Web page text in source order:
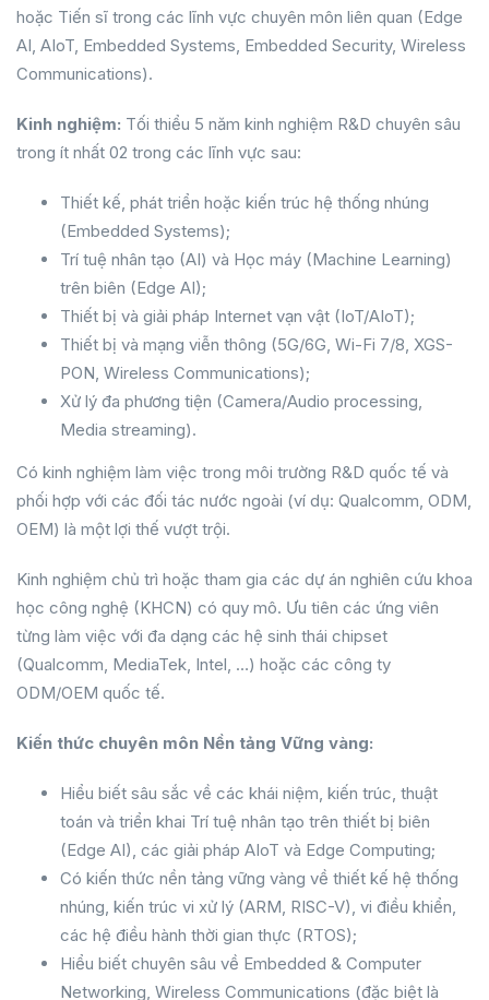
hoặc Tiến sĩ trong các lĩnh vực chuyên môn liên quan (Edge
AI, AIoT, Embedded Systems, Embedded Security, Wireless
Communications).
Kinh nghiệm: Tối thiểu 5 năm kinh nghiệm R&D chuyên sâu
trong ít nhất 02 trong các lĩnh vực sau:
Thiết kế, phát triển hoặc kiến trúc hệ thống nhúng
(Embedded Systems);
Trí tuệ nhân tạo (AI) và Học máy (Machine Learning)
trên biên (Edge AI);
Thiết bị và giải pháp Internet vạn vật (IoT/AIoT);
Thiết bị và mạng viễn thông (5G/6G, Wi-Fi 7/8, XGS-
PON, Wireless Communications);
Xử lý đa phương tiện (Camera/Audio processing,
Media streaming).
Có kinh nghiệm làm việc trong môi trường R&D quốc tế và
phối hợp với các đối tác nước ngoài (ví dụ: Qualcomm, ODM,
OEM) là một lợi thế vượt trội.
Kinh nghiệm chủ trì hoặc tham gia các dự án nghiên cứu khoa
học công nghệ (KHCN) có quy mô. Ưu tiên các ứng viên
từng làm việc với đa dạng các hệ sinh thái chipset
(Qualcomm, MediaTek, Intel, …) hoặc các công ty
ODM/OEM quốc tế.
Kiến thức chuyên môn Nền tảng Vững vàng:
Hiểu biết sâu sắc về các khái niệm, kiến trúc, thuật
toán và triển khai Trí tuệ nhân tạo trên thiết bị biên
(Edge AI), các giải pháp AIoT và Edge Computing;
Có kiến thức nền tảng vững vàng về thiết kế hệ thống
nhúng, kiến trúc vi xử lý (ARM, RISC-V), vi điều khiển,
các hệ điều hành thời gian thực (RTOS);
Hiểu biết chuyên sâu về Embedded & Computer
Networking, Wireless Communications (đặc biệt là